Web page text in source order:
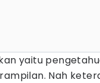
yaitu
Nah